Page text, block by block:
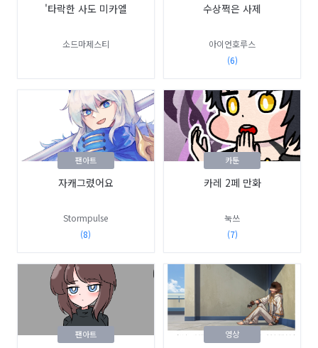
'타락한 사도 미카엘
소드마제스티
수상쩍은 사제
아이언호루스
(6)
자캐그렸어요
Stormpulse
(8)
팬아트
카레 2페 만화
눅쓰
(7)
카툰
팬아트 영상